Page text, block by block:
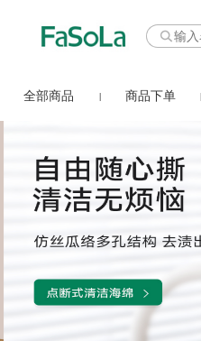
全部商品 商品下单